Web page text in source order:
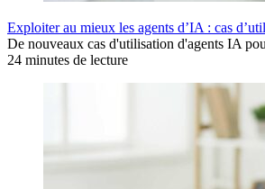
Exploiter au mieux les agents d’IA : cas
De nouveaux cas d'utilisation d'agents IA
24 minutes de lecture